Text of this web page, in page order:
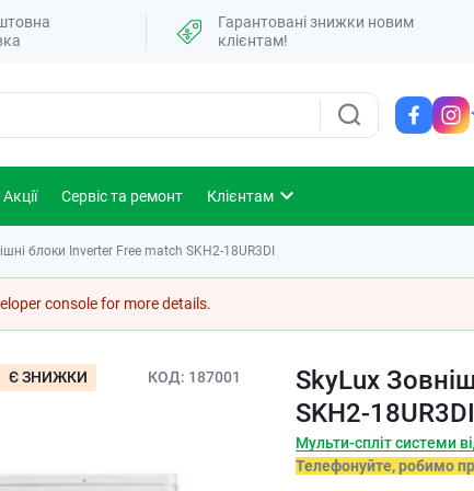
Гарантовані знижки новим
клієнтам!
Акції Сервіс та ремонт Клієнтам
блоки Inverter Free match SKH2-18UR3DI
console for more details.
Є ЗНИЖКИ КОД 187001
SkyLux
SKH2-18UR3DI
Мульти-спліт системи
Телефонуйте, робимо